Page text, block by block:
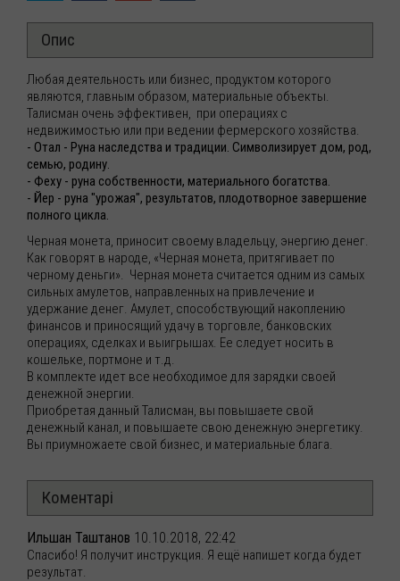
Опис
Любая деятельность или бизнес, продуктом которого
являются, главным образом, материальные объекты.
Талисман очень эффективен, при операциях с
недвижимостью или при ведении фермерского хозяйства.
- Отал - Руна наследства и традиции. Символизирует дом, род,
семью, родину.
- Феху - руна собственности, материального богатства.
- Йер - руна "урожая", результатов, плодотворное завершение
полного цикла.
Черная монета, приносит своему владельцу, энергию денег.
Как говорят в народе, «Черная монета, притягивает по
черному деньги». Черная монета считается одним из самых
сильных амулетов, направленных на привлечение и
удержание денег. Амулет, способствующий накоплению
финансов и приносящий удачу в торговле, банковских
операциях, сделках и выигрышах. Ее следует носить в
кошельке, портмоне и т.д.
В комплекте идет все необходимое для зарядки своей
денежной энергии.
Приобретая данный Талисман, вы повышаете свой
денежный канал, и повышаете свою денежную энергетику.
Вы приумножаете свой бизнес, и материальные блага.
Коментарі
Ильшан Таштанов 10.10.2018, 22:42
Спасибо! Я получит инструкция. Я ещё напишет когда будет
результат.